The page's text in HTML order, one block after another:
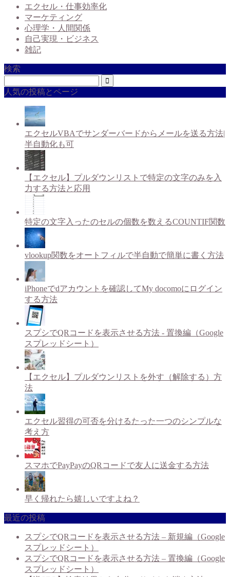
エクセル・仕事効率化
マーケティング
心理学・人間関係
自己実現・ビジネス
雑記
検索
人気の投稿とページ
エクセルVBAでサンダーバードからメールを送る方法|
半自動化も可
【エクセル】プルダウンリストで特定の文字のみを入
力する方法と応用
特定の文字入ったのセルの個数を数えるCOUNTIF関数
vlookup関数をオートフィルで半自動で簡単に書く方法
iPhoneでdアカウントを確認してMy docomoにログイン
する方法
スプシでQRコードを表示させる方法 - 置換編（Google
スプレッドシート）
【エクセル】プルダウンリストを外す（解除する）方
法
エクセル習得の可否を分けるたった一つのシンプルな
考え方
スマホでPayPayのQRコードで友人に送金する方法
早く帰れたら嬉しいですよね？
最近の投稿
スプシでQRコードを表示させる方法 – 新規編（Google
スプレッドシート）
スプシでQRコードを表示させる方法 – 置換編（Google
スプレッドシート）